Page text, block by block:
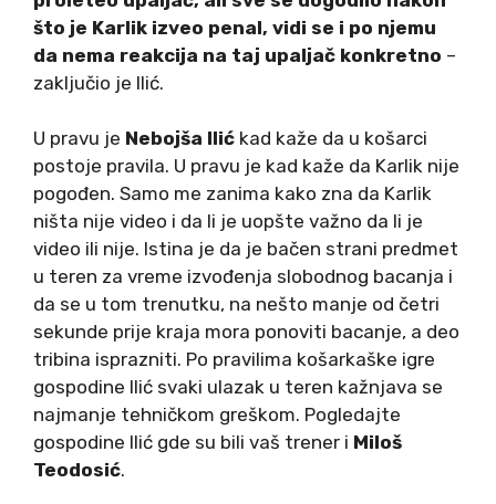
što je Karlik izveo penal, vidi se i po njemu
da nema reakcija na taj upaljač konkretno –
zaključio je Ilić.
U pravu je Nebojša Ilić kad kaže da u košarci
postoje pravila. U pravu je kad kaže da Karlik nije
pogođen. Samo me zanima kako zna da Karlik
ništa nije video i da li je uopšte važno da li je
video ili nije. Istina je da je bačen strani predmet
u teren za vreme izvođenja slobodnog bacanja i
da se u tom trenutku, na nešto manje od četri
sekunde prije kraja mora ponoviti bacanje, a deo
tribina isprazniti. Po pravilima košarkaške igre
gospodine Ilić svaki ulazak u teren kažnjava se
najmanje tehničkom greškom. Pogledajte
gospodine Ilić gde su bili vaš trener i Miloš
Teodosić.